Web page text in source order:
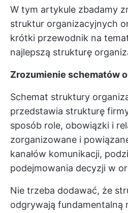
W tym artykule zbadamy
struktur organizacyjnych
krótki przewodnik na
najlepszą strukturę
Zrozumienie schematów
Schemat struktury
przedstawia strukturę
sposób role, obowiązki i
zorganizowane i
kanałów komunikacji,
podejmowania decyzji w
Nie trzeba dodawać, że
odgrywają fundamentalną